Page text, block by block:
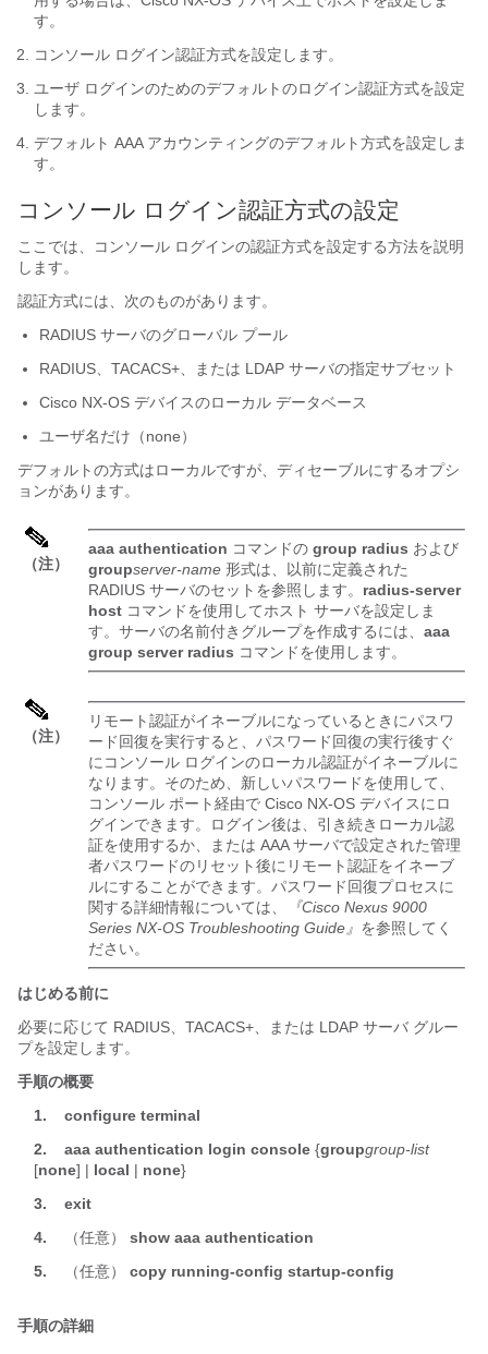
す。
コンソール ログイン認証方式を設定します。
ユーザ ログインのためのデフォルトのログイン認証方式を設定
します。
デフォルト AAA アカウンティングのデフォルト方式を設定しま
す。
コンソール ログイン認証方式の設定
ここでは、コンソール ログインの認証方式を設定する方法を説明
します。
認証方式には、次のものがあります。
RADIUS サーバのグローバル プール
RADIUS、TACACS+、または LDAP サーバの指定サブセット
Cisco NX-OS デバイスのローカル データベース
ユーザ名だけ（none）
デフォルトの方式はローカルですが、ディセーブルにするオプシ
ョンがあります。
（注）
aaa authentication コマンドの group radius および
groupserver-name 形式は、以前に定義された
RADIUS サーバのセットを参照します。 radius-server
host コマンドを使用してホスト サーバを設定しま
す。サーバの名前付きグループを作成するには、 aaa
group server radius コマンドを使用します。
（注）
リモート認証がイネーブルになっているときにパスワ
ード回復を実行すると、パスワード回復の実行後すぐ
にコンソール ログインのローカル認証がイネーブルに
なります。そのため、新しいパスワードを使用して、
コンソール ポート経由で Cisco NX-OS デバイスにロ
グインできます。ログイン後は、引き続きローカル認
証を使用するか、または AAA サーバで設定された管理
者パスワードのリセット後にリモート認証をイネーブ
ルにすることができます。パスワード回復プロセスに
関する詳細情報については、
『Cisco Nexus 9000
Series NX-OS Troubleshooting Guide』 を参照してく
ださい。
はじめる前に
必要に応じて RADIUS、TACACS+、または LDAP サーバ グルー
プを設定します。
手順の概要
1.
configure terminal
2.
aaa authentication login console {groupgroup-list
[none] | local | none}
3.
exit
4. （任意） show aaa authentication
5. （任意） copy running-config startup-config
手順の詳細